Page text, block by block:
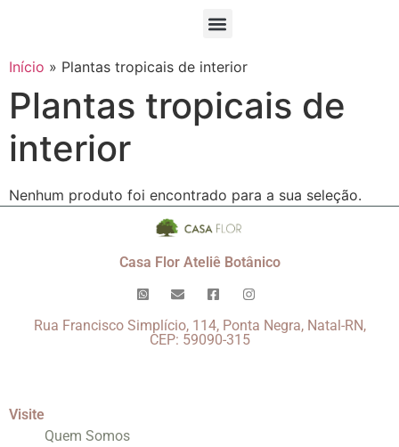
Início » Plantas tropicais de interior
Plantas tropicais de
interior
Nenhum produto foi encontrado para a sua seleção.
Casa Flor Ateliê Botânico
Rua Francisco Simplício, 114, Ponta Negra, Natal-RN,
CEP: 59090-315
Visite
Quem Somos